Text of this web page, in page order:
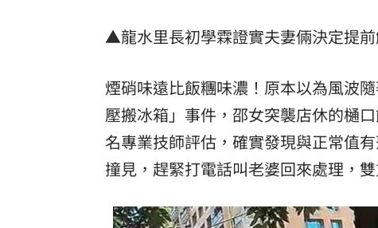
▲龍水里長初學霖證實夫妻倆決定提前
煙硝味遠比飯糰味濃！原本以為風波
壓搬冰箱」事件，邵女突襲店休的樋
名專業技師評估，確實發現與正常值
撞見，趕緊打電話叫老婆回來處理，